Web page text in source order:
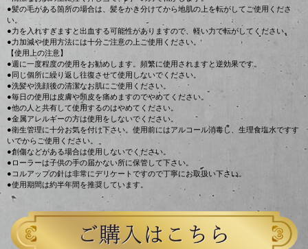
●髪の毛がある箇所の場合は、髪をかき分けてから地肌の上を転がしてご使用くださ
い。
●力を入れすぎますと出血する可能性がありますので、軽い力で転がしてください。
●力加減や使用方法には十分ご注意の上ご使用ください。
【使用上の注意】
●週に一度程度の使用をお勧めします。頻繁に使用されますと逆効果です。
●同じ個所に繰り返し往復させて使用しないでください。
●洗髪や洗顔後の清潔なお肌にご使用ください。
●毎日の使用は皮膚や頭皮を痛めますのでやめてください。
●他の人と共有して使用するのはやめてください。
●金属アレルギーの方は使用をしないでください。
●衛生管理に十分お気を付け下さい。使用前にはアルコール消毒し、生理食塩水ですす
いでからご使用ください。
●創傷などがある場合は使用しないでください。
●ローラーは子供の手の届かない所に保管して下さい。
●コルアップの針は非常にデリケートですので丁寧にお取扱い下さい。
●使用期間は約半年間を推奨しています。